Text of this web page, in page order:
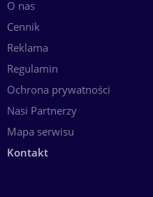
O nas
Cennik
Reklama
Regulamin
Ochrona prywatności
Nasi Partnerzy
Mapa serwisu
Kontakt